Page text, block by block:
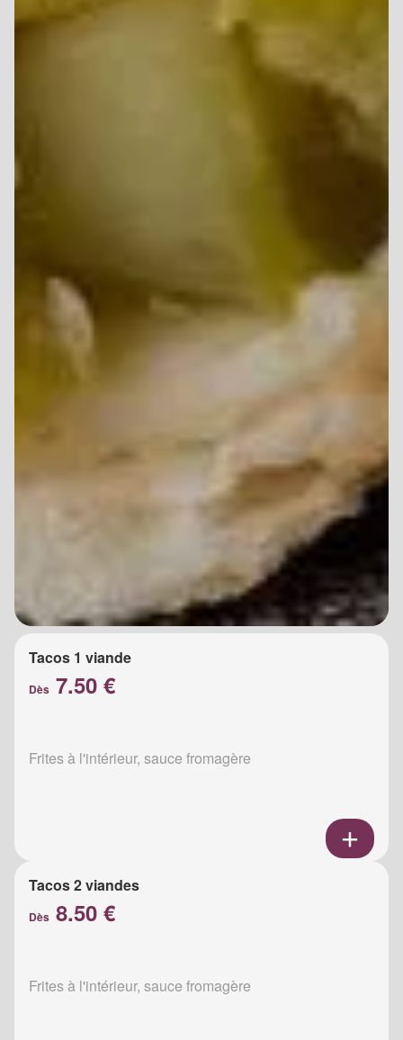
Tacos 1 viande
Dès 7.50 €
Frites à l'intérieur, sauce fromagère
Tacos 2 viandes
Dès 8.50 €
Frites à l'intérieur, sauce fromagère